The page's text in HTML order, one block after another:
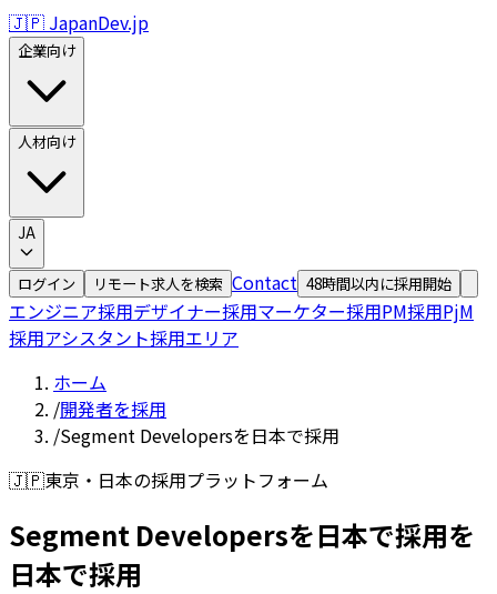
🇯🇵 JapanDev.jp
企業向け
人材向け
JA
ログイン リモート求人を検索 Contact 48時間以内に採用開始
エンジニア採用デザイナー採用マーケター採用PM採用PjM
採用アシスタント採用エリア
ホーム
/開発者を採用
/Segment Developersを日本で採用
🇯🇵東京・日本の採用プラットフォーム
Segment Developersを日本で採用を
日本で採用